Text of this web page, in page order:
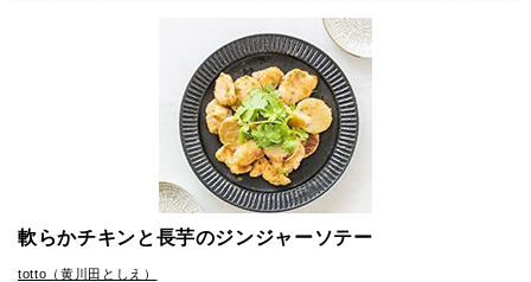
軟らかチキンと長芋のジンジャーソテー
totto（黄川田としえ）